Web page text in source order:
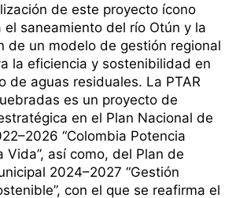
de este proyecto ícono
el saneamiento del río Otún y la
de un modelo de gestión regional
la eficiencia y sostenibilidad en
de aguas residuales. La PTAR
es un proyecto de
en el Plan Nacional de
“Colombia Potencia
Vida”, así como, del Plan de
2024–2027 “Gestión
con el que se reafirma el